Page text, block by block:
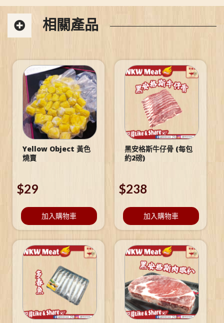
相關產品
Yellow Object 黃色
燒賣
$29
加入購物車
黑安格斯牛仔骨 (每包
約2磅)
$238
加入購物車